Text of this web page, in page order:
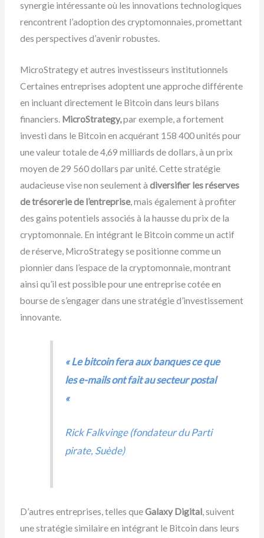
synergie intéressante où les innovations technologiques
rencontrent l’adoption des cryptomonnaies, promettant
des perspectives d’avenir robustes.
MicroStrategy et autres investisseurs institutionnels
Certaines entreprises adoptent une approche différente
en incluant directement le Bitcoin dans leurs bilans
financiers. MicroStrategy,par exemple, a fortement
investi dans le Bitcoin en acquérant 158 400 unités pour
une valeur totale de 4,69 milliards de dollars, à un prix
moyen de 29 560 dollars par unité. Cette stratégie
audacieuse vise non seulement à diversifier les réserves
de trésorerie de l’entreprise, mais également à profiter
des gains potentiels associés à la hausse du prix de la
cryptomonnaie. En intégrant le Bitcoin comme un actif
de réserve, MicroStrategy se positionne comme un
pionnier dans l’espace de la cryptomonnaie, montrant
ainsi qu’il est possible pour une entreprise cotée en
bourse de s’engager dans une stratégie d’investissement
innovante.
« Le bitcoin fera aux banques ce que
les e-mails ont fait au secteur postal
«
Rick Falkvinge (fondateur du Parti
pirate, Suède)
D’autres entreprises, telles queGalaxy Digital, suivent
une stratégie similaire en intégrant le Bitcoin dans leurs